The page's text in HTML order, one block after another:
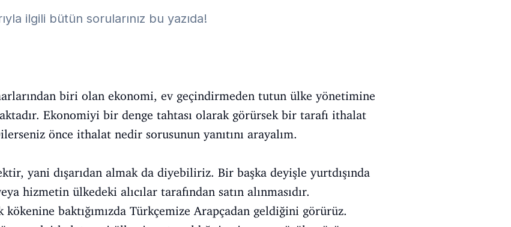
ilgili bütün sorularınız bu yazıda!
biri olan ekonomi, ev geçindirmeden tutun ülke yönetimine
Ekonomiyi bir denge tahtası olarak görürsek bir tarafı ithalat
önce ithalat nedir sorusunun yanıtını arayalım.
yani dışarıdan almak da diyebiliriz. Bir başka deyişle yurtdışında
hizmetin ülkedeki alıcılar tarafından satın alınmasıdır.
baktığımızda Türkçemize Arapçadan geldiğini görürüz.